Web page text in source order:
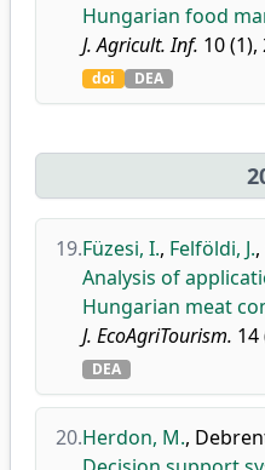
Hungarian food
J. Agricult. Inf. 10 (1),
doi DEA
19.Füzesi, I., Felföldi, J.,
Analysis of
Hungarian meat
J. EcoAgriTourism. 14
DEA
20.Herdon, M.,